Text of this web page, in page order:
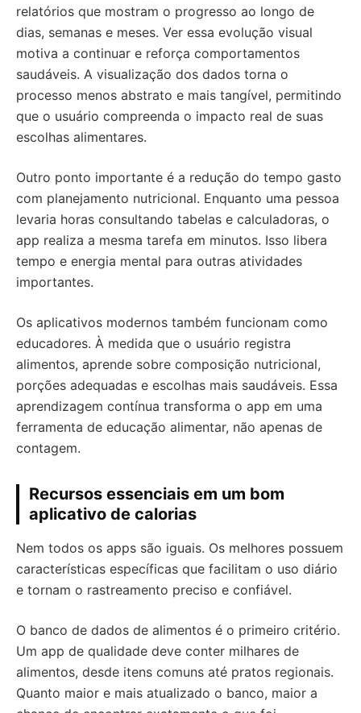
relatórios que mostram o progresso ao longo de
dias, semanas e meses. Ver essa evolução visual
motiva a continuar e reforça comportamentos
saudáveis. A visualização dos dados torna o
processo menos abstrato e mais tangível, permitindo
que o usuário compreenda o impacto real de suas
escolhas alimentares.
Outro ponto importante é a redução do tempo gasto
com planejamento nutricional. Enquanto uma pessoa
levaria horas consultando tabelas e calculadoras, o
app realiza a mesma tarefa em minutos. Isso libera
tempo e energia mental para outras atividades
importantes.
Os aplicativos modernos também funcionam como
educadores. À medida que o usuário registra
alimentos, aprende sobre composição nutricional,
porções adequadas e escolhas mais saudáveis. Essa
aprendizagem contínua transforma o app em uma
ferramenta de educação alimentar, não apenas de
contagem.
Recursos essenciais em um bom
aplicativo de calorias
Nem todos os apps são iguais. Os melhores possuem
características específicas que facilitam o uso diário
e tornam o rastreamento preciso e confiável.
O banco de dados de alimentos é o primeiro critério.
Um app de qualidade deve conter milhares de
alimentos, desde itens comuns até pratos regionais.
Quanto maior e mais atualizado o banco, maior a